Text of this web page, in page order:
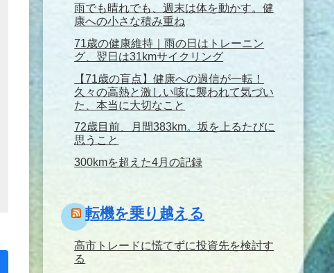
雨でも晴れでも、週末は体を動かす。健
康への小さな積み重ね
71歳の健康維持｜雨の日はトレーニン
グ、翌日は31kmサイクリング
【71歳の盲点】健康への過信が一転！
久々の高熱と激しい咳に襲われて気づい
た、本当に大切なこと
72歳目前、月間383km。坂を上るたびに
思うこと
300kmを超えた4月の記録
転機を乗り越える
高市トレードに慌てずに投資先を検討す
る